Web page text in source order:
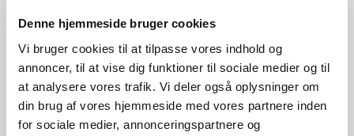
Denne hjemmeside bruger cookies
Vi bruger cookies til at tilpasse vores indhold og
annoncer, til at vise dig funktioner til sociale medier og til
at analysere vores trafik. Vi deler også oplysninger om
din brug af vores hjemmeside med vores partnere inden
for sociale medier, annonceringspartnere og
gennem alle skinnerne.
egne pendler til skinnerne
af skinnen, hvori den
elektriske forbindelse er.